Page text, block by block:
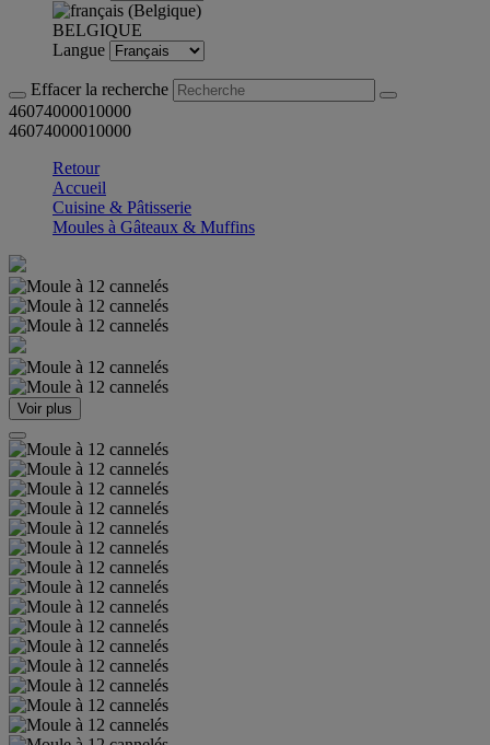
BELGIQUE
Langue
Effacer la recherche
46074000010000
46074000010000
Retour
Accueil
Cuisine & Pâtisserie
Moules à Gâteaux & Muffins
Voir plus